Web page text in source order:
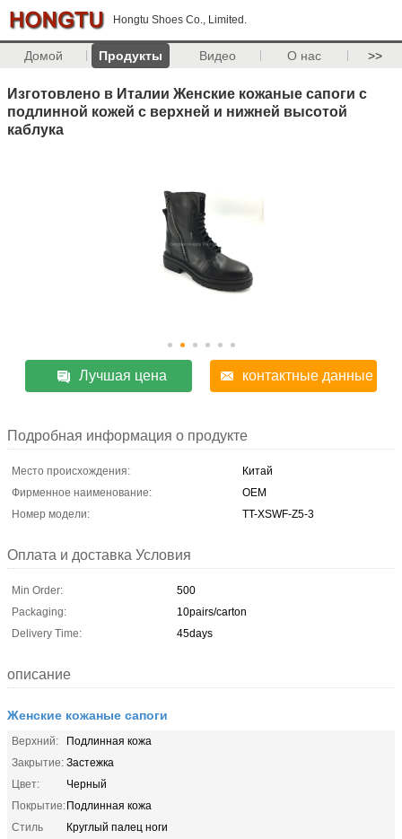
Hongtu Shoes Co., Limited.
Домой Продукты Видео О нас >>
Изготовлено в Италии Женские кожаные сапоги с
подлинной кожей с верхней и нижней высотой
каблука
Лучшая цена контактные данные
Подробная информация о продукте
Место происхождения:
Китай
Фирменное наименование:
OEM
Номер модели:
TT-XSWF-Z5-3
Оплата и доставка Условия
Min Order:
500
Packaging:
10pairs/carton
Delivery Time:
45days
описание
Женские кожаные сапоги
Верхний:
Подлинная кожа
Закрытие: Застежка
Цвет:
Черный
Покрытие:Подлинная кожа
Стиль
Круглый палец ноги